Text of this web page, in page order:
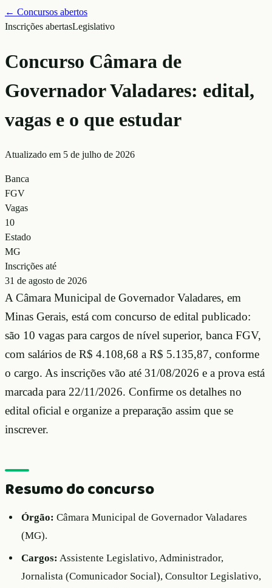
← Concursos abertos
Inscrições abertasLegislativo
Concurso Câmara de
Governador Valadares: edital,
vagas e o que estudar
Atualizado em 5 de julho de 2026
Banca
FGV
Vagas
10
Estado
MG
Inscrições até
31 de agosto de 2026
A Câmara Municipal de Governador Valadares, em
Minas Gerais, está com concurso de edital publicado:
são 10 vagas para cargos de nível superior, banca FGV,
com salários de R$ 4.108,68 a R$ 5.135,87, conforme
o cargo. As inscrições vão até 31/08/2026 e a prova está
marcada para 22/11/2026. Confirme os detalhes no
edital oficial e organize a preparação assim que se
inscrever.
Resumo do concurso
Órgão: Câmara Municipal de Governador Valadares
(MG).
Cargos: Assistente Legislativo, Administrador,
Jornalista (Comunicador Social), Consultor Legislativo,